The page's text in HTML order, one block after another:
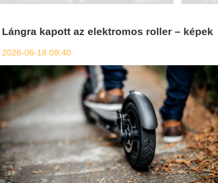
Lángra kapott az elektromos roller – képek
2026-06-18 09:40